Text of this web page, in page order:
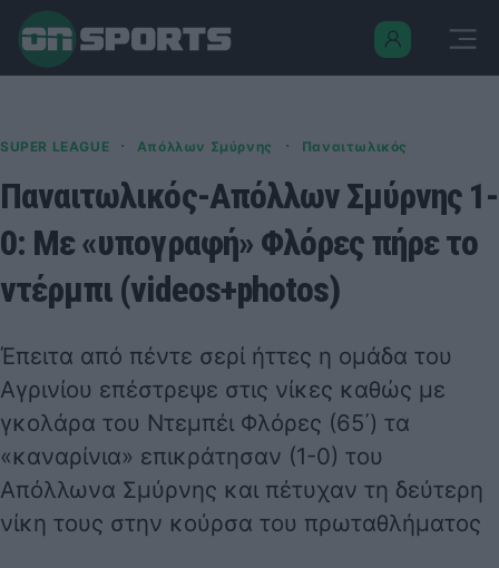
SUPER LEAGUE · Απόλλων Σμύρνης · Παναιτωλικός
Παναιτωλικός-Απόλλων Σμύρνης 1-
0: Με «υπογραφή» Φλόρες πήρε το
ντέρμπι (videos+photos)
Έπειτα από πέντε σερί ήττες η ομάδα του
Αγρινίου επέστρεψε στις νίκες καθώς με
γκολάρα του Ντεμπέι Φλόρες (65΄) τα
«καναρίνια» επικράτησαν (1-0) του
Απόλλωνα Σμύρνης και πέτυχαν τη δεύτερη
νίκη τους στην κούρσα του πρωταθλήματος